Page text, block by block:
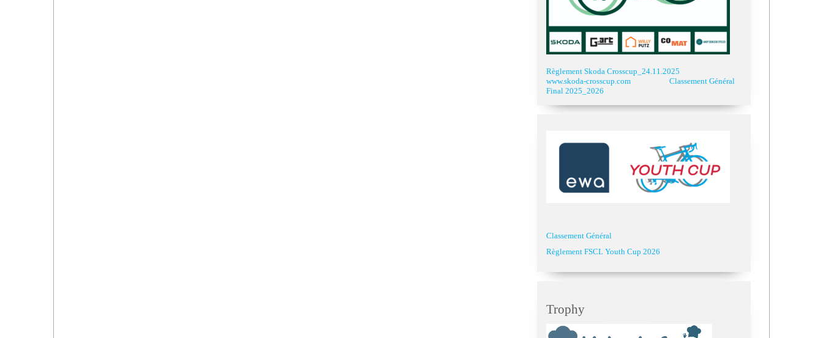
Règlement Skoda Crosscup_24.11.2025
www.skoda-crosscup.com
Classement Général
Final 2025_2026
Classement Général
Règlement FSCL Youth Cup 2026
Trophy